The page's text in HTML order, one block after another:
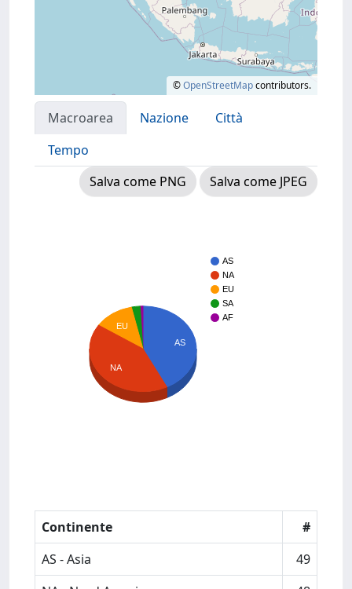
©OpenStreetMapcontributors.
Macroarea Nazione
Città
Tempo
Salva come PNG
Salva come JPEG
AS
NA
EU
SA
AF
AS
EU
NA
Continente
#
AS - Asia
49